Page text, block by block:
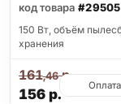
код товара
150 Вт, объём
хранения
156р.
161,46р.